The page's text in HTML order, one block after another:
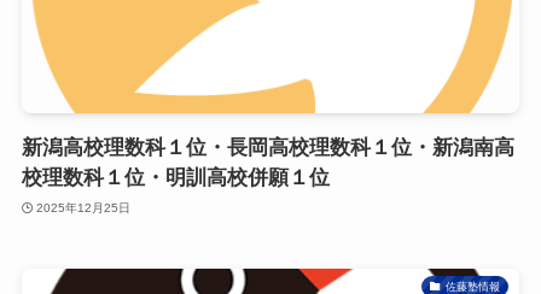
新潟高校理数科１位・長岡高校理数科１位・新潟南高
校理数科１位・明訓高校併願１位
2025年12月25日
佐藤塾情報